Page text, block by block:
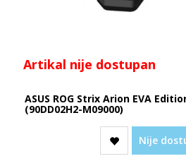
Artikal nije dostupan
ASUS ROG Strix Arion EVA
(90DD02H2-M09000)
Nije